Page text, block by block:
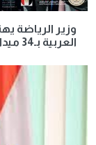
وزير الرياضة
العربية بـ34 ميدالية